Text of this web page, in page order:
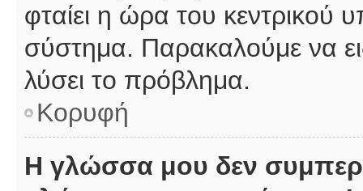
φταίει η ώρα του κεντρικού
σύστημα. Παρακαλούμε να
λύσει το πρόβλημα.
Κορυφή
Η γλώσσα μου δεν